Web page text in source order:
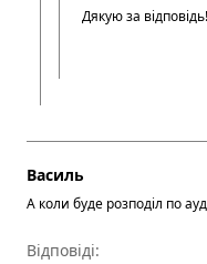
Дякую за відповідь!
Василь
А коли буде розподіл по
Відповіді: